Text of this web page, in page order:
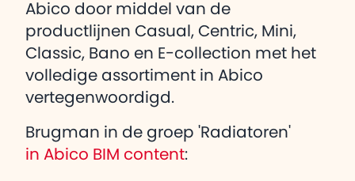
Abico door middel van de
productlijnen Casual, Centric, Mini,
Classic, Bano en E-collection met het
volledige assortiment in Abico
vertegenwoordigd.
Brugman in de groep 'Radiatoren'
in Abico BIM content: